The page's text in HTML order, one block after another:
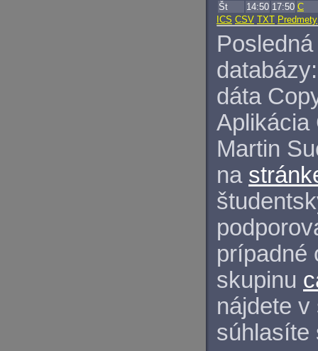
Št
14:50 17:50 C
ICS CSV TXT Predmety
databázy:
dáta
Aplikácia
Martin
na
prípadné
skupinu
nájdete